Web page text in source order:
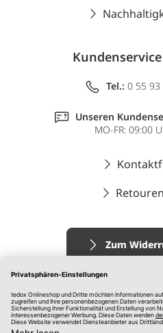
Tel.: 0 55 93
Unseren
MO-FR: 09:00
Zum
AGB